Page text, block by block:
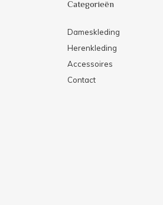
Categorieën
Dameskleding
Herenkleding
Accessoires
Contact